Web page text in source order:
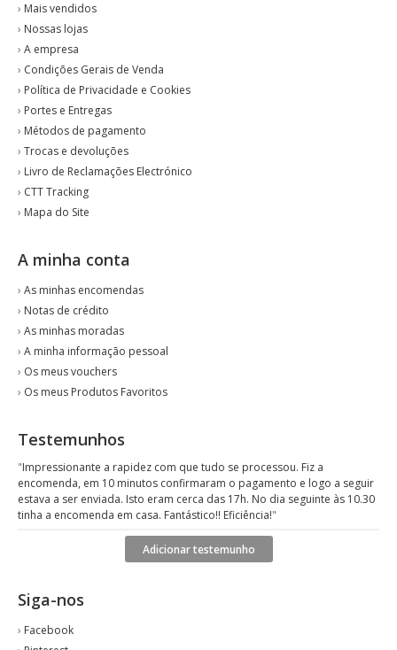
› Mais vendidos
› Nossas lojas
› A empresa
› Condições Gerais de Venda
› Política de Privacidade e Cookies
› Portes e Entregas
› Métodos de pagamento
› Trocas e devoluções
› Livro de Reclamações Electrónico
› CTT Tracking
› Mapa do Site
A minha conta
› As minhas encomendas
› Notas de crédito
› As minhas moradas
› A minha informação pessoal
› Os meus vouchers
› Os meus Produtos Favoritos
Testemunhos
"Impressionante a rapidez com que tudo se processou. Fiz a
encomenda, em 10 minutos confirmaram o pagamento e logo a seguir
estava a ser enviada. Isto eram cerca das 17h. No dia seguinte às 10.30
tinha a encomenda em casa. Fantástico!! Eficiência!"
Adicionar testemunho
Siga-nos
› Facebook